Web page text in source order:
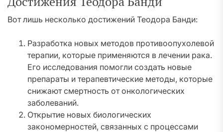
Вот лишь несколько достижений Теодора Банди:
Разработка новых методов противоопухолевой
терапии, которые применяются в лечении рака.
Его исследования помогли создать новые
препараты и терапевтические методы, которые
снижают смертность от онкологических
заболеваний.
Открытие новых биологических
закономерностей, связанных с процессами